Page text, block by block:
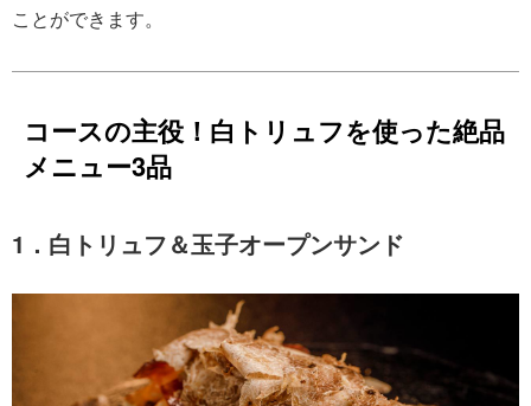
ことができます。
コースの主役！白トリュフを使った絶品
メニュー3品
1．白トリュフ＆玉子オープンサンド